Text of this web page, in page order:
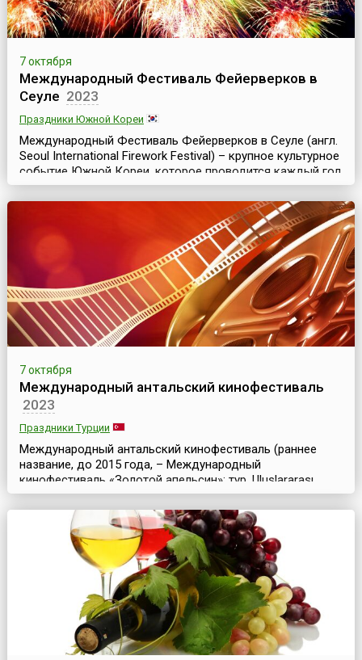
7 октября
Международный Фестиваль Фейерверков в
Сеуле 2023
Праздники Южной Кореи
Международный Фестиваль Фейерверков в Сеуле (англ.
Seoul International Firework Festival) – крупное культурное
событие Южной Кореи, которое проводится каждый год
в конце сентября – начале октябре, начиная с 2000 года,
где лучшие пиротехники мира создают неповторимую
атмосферу праздника и красоты.Для участия в
фестивале традиционно съезжаются команды
специалистов по фейерверкам из разных стран....
7 октября
Международный антальский кинофестиваль
2023
Праздники Турции
Международный антальский кинофестиваль (раннее
название, до 2015 года, – Международный
кинофестиваль «Золотой апельсин»; тур. Uluslararası
Antalya Film Festivali) – старейший и известный
кинофестиваль в Азии и наиболее значимое событие в
сфере турецкого кинематографа. Он организован
Фондом культуры и искусства Антальи (AKSAV) при
поддержке мэра города. Фестиваль, прозванный в
Турции Оскаром на...